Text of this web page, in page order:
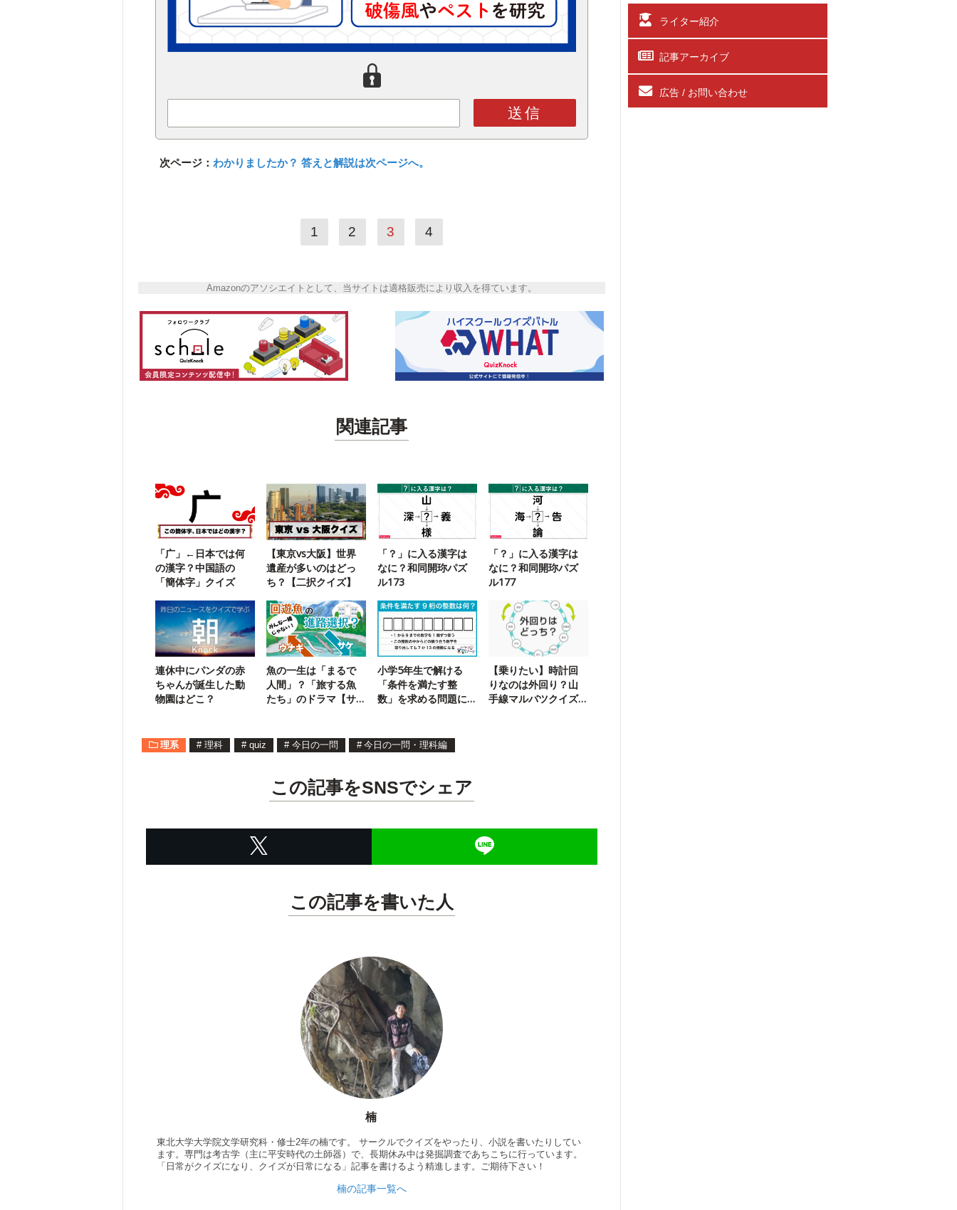
送信
次ページ：わかりましたか？ 答えと解説は次ページへ。
1 2 3 4
Amazonのアソシエイトとして、当サイトは適格販売により収入を得ています。
関連記事
「广」←日本では何
の漢字？中国語の
「簡体字」クイズ
【東京vs大阪】世界
遺産が多いのはどっ
ち？【二択クイズ】
「？」に入る漢字は
なに？和同開珎パズ
ル173
「？」に入る漢字は
なに？和同開珎パズ
ル177
連休中にパンダの赤
ちゃんが誕生した動
物園はどこ？
魚の一生は「まるで
人間」？「旅する魚
たち」のドラマ【サ
小学5年生で解ける
「条件を満たす整
数」を求める問題に
【乗りたい】時計回
りなのは外回り？山
手線マルバツクイズ
理系 # 理科 # quiz # 今日の一問 # 今日の一問・理科編
この記事をSNSでシェア
この記事を書いた人
楠
東北大学大学院文学研究科・修士2年の楠です。 サークルでクイズをやったり、小説を書いたりしてい
ます。専門は考古学（主に平安時代の土師器）で、長期休み中は発掘調査であちこちに行っています。
「日常がクイズになり、クイズが日常になる」記事を書けるよう精進します。ご期待下さい！
楠の記事一覧へ
ライター紹介
記事アーカイブ
広告 / お問い合わせ